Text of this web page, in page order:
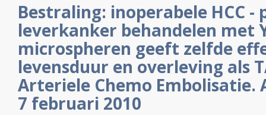
Bestraling: inoperabele HCC -
leverkanker behandelen met
microspheren geeft zelfde
levensduur en overleving als
Arteriele Chemo
7 februari 2010